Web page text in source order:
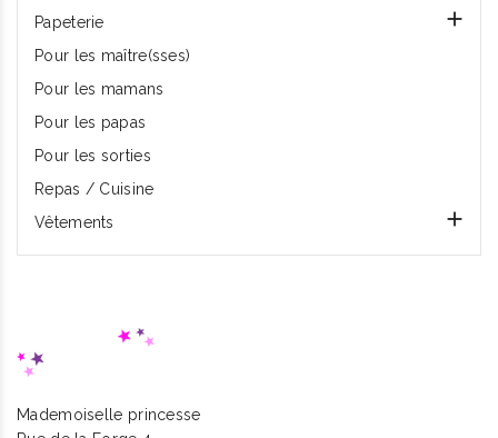
Papeterie 
Pour les maître(sses)
Pour les mamans
Pour les papas
Pour les sorties
Repas / Cuisine
Vêtements

Mademoiselle princesse